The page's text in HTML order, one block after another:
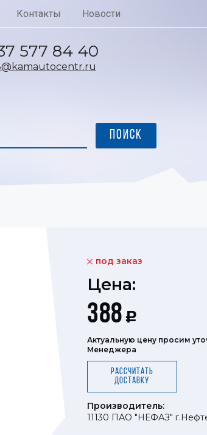
Контакты Новости
577 84 40
под заказ
Цена:
388 Р
Актуальную цену просим
Менеджера
Рассчитать
доставку
Производитель:
11130 ПАО "НЕФАЗ"